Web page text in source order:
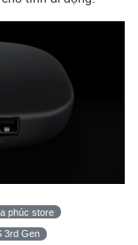
phúc store
3rd Gen